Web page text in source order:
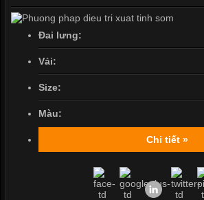
Đai lưng:
Vải:
Size:
Màu:
Chi tiết »